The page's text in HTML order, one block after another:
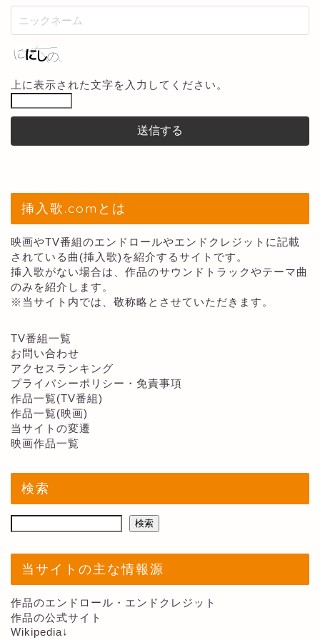
上に表示された文字を入力してください。
挿入歌.comとは
映画やTV番組のエンドロールやエンドクレジットに記載
されている曲(挿入歌)を紹介するサイトです。
挿入歌がない場合は、作品のサウンドトラックやテーマ曲
のみを紹介します。
※当サイト内では、敬称略とさせていただきます。
TV番組一覧
お問い合わせ
アクセスランキング
プライバシーポリシー・免責事項
作品一覧(TV番組)
作品一覧(映画)
当サイトの変遷
映画作品一覧
検索
検索
当サイトの主な情報源
作品のエンドロール・エンドクレジット
作品の公式サイト
Wikipedia↓